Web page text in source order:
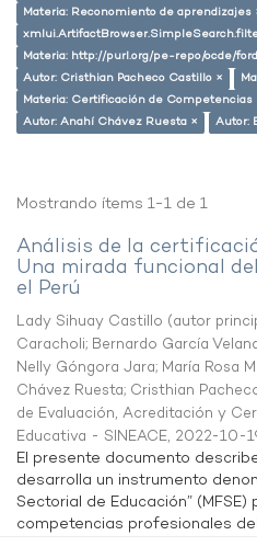
Materia: Reconomiento de aprendizajes
Materia: http://purl.org/pe-repo/ocde/
Autor: Cristhian Pacheco Castillo ×
Materia: Certificación de Competencias
Autor: Anahí Chávez Ruesta ×
Autor:
Mostrando ítems 1-1 de 1
Análisis de la
Una mirada funcional
el Perú
Lady Sihuay Castillo (autor
Caracholi; Bernardo García
Nelly Góngora Jara; María Rosa
Chávez Ruesta; Cristhian
de Evaluación, Acreditación y
Educativa - SINEACE, 2022-10-
El presente documento
desarrolla un instrumento
Sectorial de Educación”
competencias profesionales del